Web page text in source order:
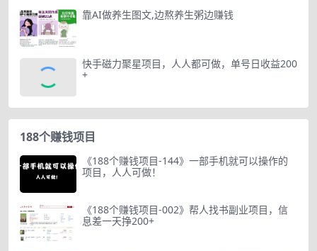
靠AI做养生图文,边熬养生粥边赚钱
快手磁力聚星项目，人人都可做，单号日收益200
+
188个赚钱项目
《188个赚钱项目-144》一部手机就可以操作的
项目，人人可做！
《188个赚钱项目-002》帮人找书副业项目，信
息差一天挣200+